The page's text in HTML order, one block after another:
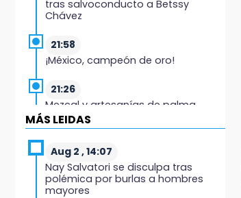
tras salvoconducto a Betssy
Chávez
21:58
¡México, campeón de oro!
21:26
Mezcal y artesanías de palma
frenan la migración en Caltepec,
Puebla
21:04
Isaac del Toro seguirá con UAE
hasta 2031
MÁS LEIDAS
Aug 2 , 14:07
Nay Salvatori se disculpa tras
polémica por burlas a hombres
mayores